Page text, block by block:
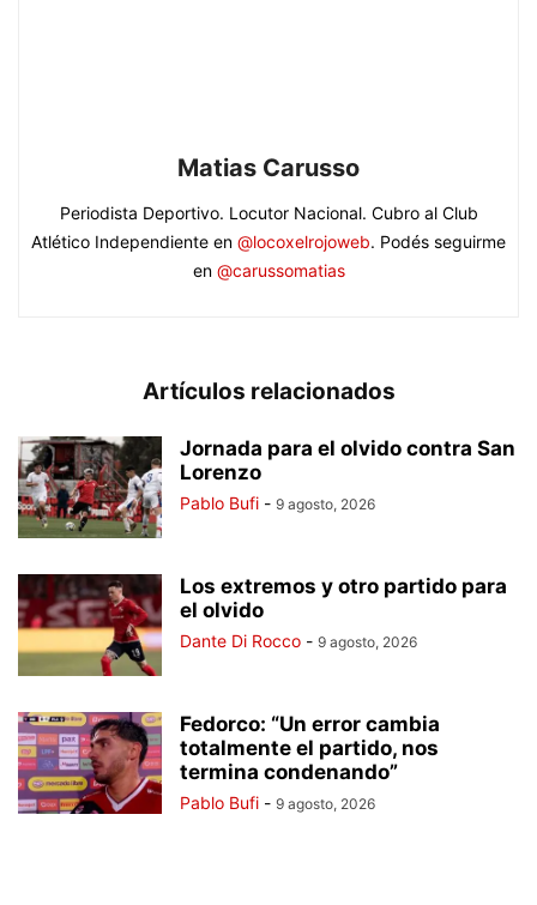
Matias Carusso
Periodista Deportivo. Locutor Nacional. Cubro al Club
Atlético Independiente en @locoxelrojoweb. Podés seguirme
en @carussomatias
Artículos relacionados
Jornada para el olvido contra San
Lorenzo
Pablo Bufi - 9 agosto, 2026
Los extremos y otro partido para
el olvido
Dante Di Rocco - 9 agosto, 2026
Fedorco: “Un error cambia
totalmente el partido, nos
termina condenando”
Pablo Bufi - 9 agosto, 2026